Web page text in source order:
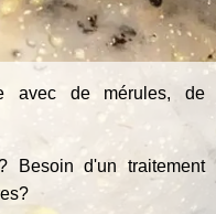
avec de mérules, de
Besoin d'un traitement